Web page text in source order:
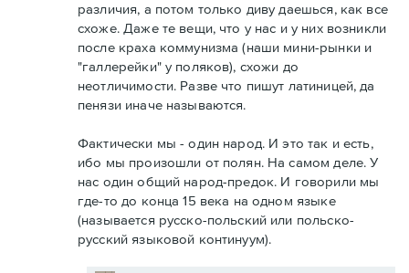
различия, а потом только диву даешься, как все
схоже. Даже те вещи, что у нас и у них возникли
после краха коммунизма (наши мини-рынки и
"галлерейки" у поляков), схожи до
неотличимости. Разве что пишут латиницей, да
пенязи иначе называются.
Фактически мы - один народ. И это так и есть,
ибо мы произошли от полян. На самом деле. У
нас один общий народ-предок. И говорили мы
где-то до конца 15 века на одном языке
(называется русско-польский или польско-
русский языковой континуум).